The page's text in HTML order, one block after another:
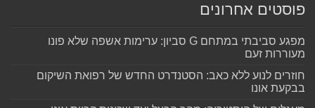
פוסטים אחרונים
מפגע סביבתי במתחם G סביון: ערימות אשפה שלא פונו
מעוררות זעם
חוזרים לנוע ללא כאב: הסטנדרט החדש של רפואת השיקום
בבקעת אונו